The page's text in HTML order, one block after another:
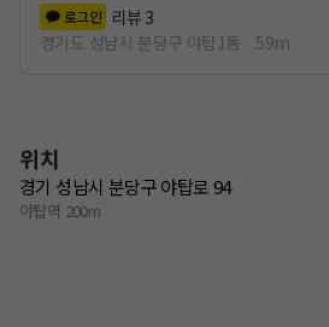
로그인 리뷰 3
경기도 성남시 분당구 야탑1동
59m
위치
경기 성남시 분당구 야탑로 94
야탑역 200m